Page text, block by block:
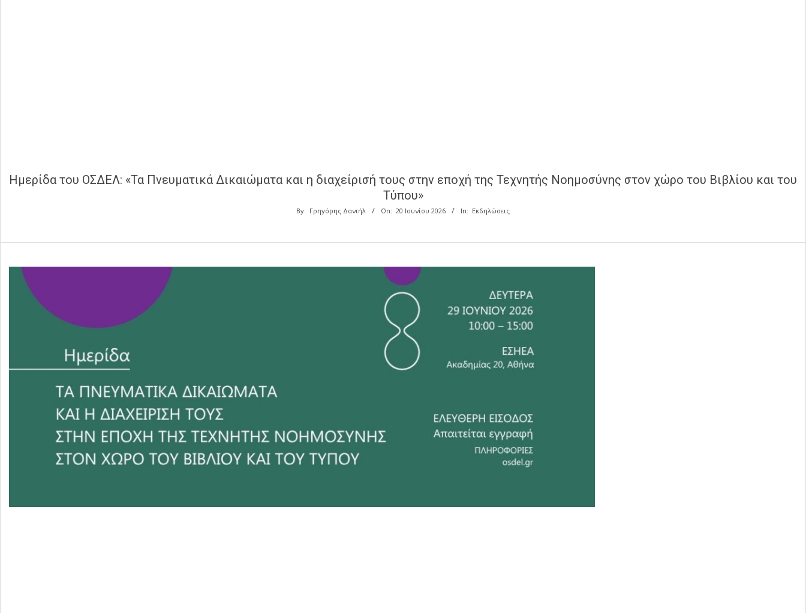
Ημερίδα του ΟΣΔΕΛ: «Τα Πνευματικά Δικαιώματα και η διαχείρισή τους στην εποχή της Τεχνητής Νοημοσύνης στον χώρο του Βιβλίου και του
Τύπου»
By: Γρηγόρης Δανιήλ On: 20 Ιουνίου 2026 In: Εκδηλώσεις